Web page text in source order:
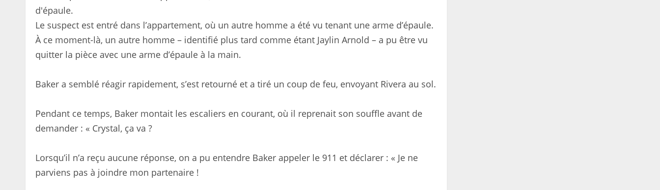
Le suspect est entré dans l’appartement, où un autre homme a été vu tenant une arme d’épaule.
À ce moment-là, un autre homme – identifié plus tard comme étant Jaylin Arnold – a pu être vu
quitter la pièce avec une arme d’épaule à la main.
Baker a semblé réagir rapidement, s’est retourné et a tiré un coup de feu, envoyant Rivera au sol.
Pendant ce temps, Baker montait les escaliers en courant, où il reprenait son souffle avant de
demander : « Crystal, ça va ?
Lorsqu’il n’a reçu aucune réponse, on a pu entendre Baker appeler le 911 et déclarer : « Je ne
parviens pas à joindre mon partenaire !